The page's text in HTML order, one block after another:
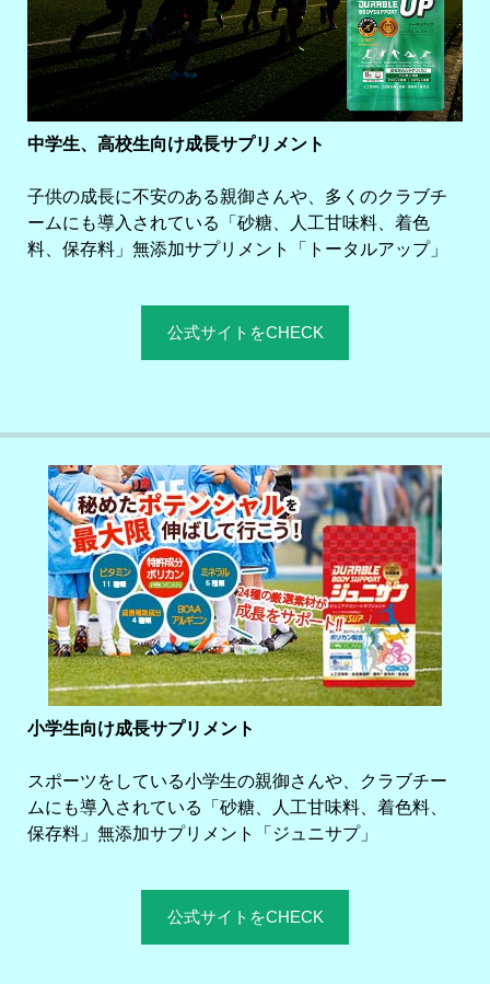
中学生、高校生向け成長サプリメント
子供の成長に不安のある親御さんや、多くのクラブチ
ームにも導入されている「砂糖、人工甘味料、着色
料、保存料」無添加サプリメント「トータルアップ」
公式サイトをCHECK
小学生向け成長サプリメント
スポーツをしている小学生の親御さんや、クラブチー
ムにも導入されている「砂糖、人工甘味料、着色料、
保存料」無添加サプリメント「ジュニサプ」
公式サイトをCHECK